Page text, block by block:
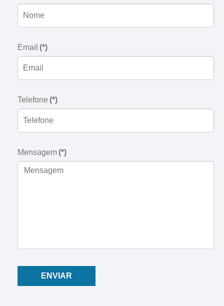
Email (*)
Telefone (*)
Mensagem(*)
ENVIAR